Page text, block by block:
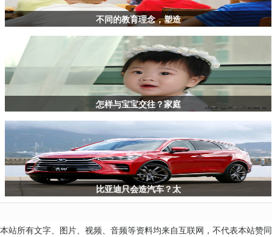
样
做
不同的教育理念，塑造
怎样与宝宝交往？家庭
比亚迪只会造汽车？太
本站所有文字、图片、视频、音频等资料均来自互联网，不代表本站赞同